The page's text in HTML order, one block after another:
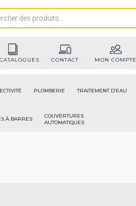
CONTACT MON COMPTE
PLOMBERIE TRAITEMENT D’EAU
À BARRES
COUVERTURES
AUTOMATIQUES